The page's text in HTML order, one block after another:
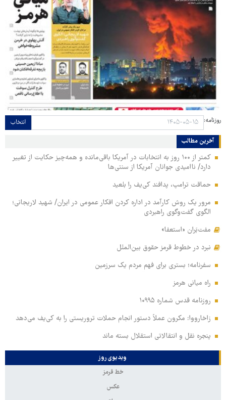
روزنامه: انتخاب
آخرین مطالب
کمتر از ۱۰۰ روز به انتخابات در آمریکا باقی‌مانده و همه‌چیز حکایت از تغییر
دارد/ ناامیدی جوانان آمریکا از سنتی‌ها
حماقت ترامپ، پدافند کی‌یف را بلعید
مرور یک روش کارآمد در اداره کردن افکار عمومی در ایران/ شهید لاریجانی؛
الگوی گفت‌وگوی راهبردی
مفت‌بَران «استعفا»
نبرد در خطوط قرمز حقوق بین‌الملل
سفرنامه؛ بستری برای فهم مردم یک سرزمین
راه میانی هرمز
روزنامه قدس شماره ۱۰۹۹۵
زاخارووا: مکرون عملاً دستور انجام حملات تروریستی را به کی‌یف می‌دهد
پنجره‌ نقل و انتقالاتی استقلال بسته ماند
ویدیوی روز
خط قرمز
عکس